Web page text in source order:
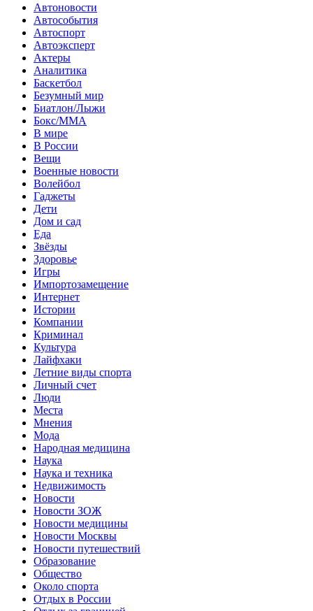
Автоновости
Автособытия
Автоспорт
Автоэксперт
Актеры
Аналитика
Баскетбол
Безумный мир
Биатлон/Лыжи
Бокс/MMA
В мире
В России
Вещи
Военные новости
Волейбол
Гаджеты
Дети
Дом и сад
Еда
Звёзды
Здоровье
Игры
Импортозамещение
Интернет
Истории
Компании
Криминал
Культура
Лайфхаки
Летние виды спорта
Личный счет
Люди
Места
Мнения
Мода
Народная медицина
Наука
Наука и техника
Недвижимость
Новости
Новости ЗОЖ
Новости медицины
Новости Москвы
Новости путешествий
Образование
Общество
Около спорта
Отдых в России